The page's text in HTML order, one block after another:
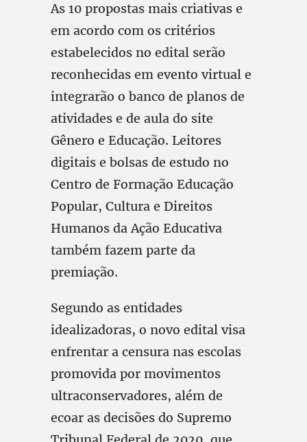
As 10 propostas mais criativas e
em acordo com os critérios
estabelecidos no edital serão
reconhecidas em evento virtual e
integrarão o banco de planos de
atividades e de aula do site
Gênero e Educação. Leitores
digitais e bolsas de estudo no
Centro de Formação Educação
Popular, Cultura e Direitos
Humanos da Ação Educativa
também fazem parte da
premiação.
Segundo as entidades
idealizadoras, o novo edital visa
enfrentar a censura nas escolas
promovida por movimentos
ultraconservadores, além de
ecoar as decisões do Supremo